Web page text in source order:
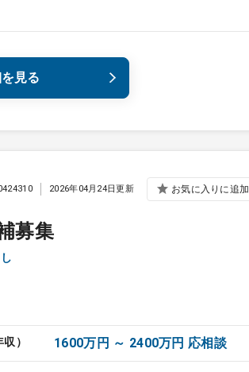
見る
募集
2026年04月24日更新 お気に入りに追加
） 1600万円 ～ 2400万円 応相談